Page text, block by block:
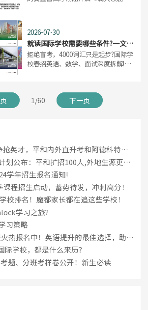
其在焦虑中观望，不如加入我们
2026-07-30
就读国际学校需要哪些条件?一文了
解国际学校招生要求
​拒绝盲考，4000词汇只是起步?国际学
校春招英语、数学、面试深度拆解!秋
给孩子充分备考国际学校，家长们得
先从“看透”各学校开始。
1/60 下一页
抢英才，平和内外直升考和阿德科特入
秘
划公布：平和扩招100人,外地生源更
学年招生报名通知!
课程招生启动，蓄势待发，冲刺高分！
校排名！魔都家长都在追这些学校！
学习之旅？
习策略
热报名中！英语提升的最佳选择，助你
际学校，都是什么来历？
题、分班考样卷公开！新生必读